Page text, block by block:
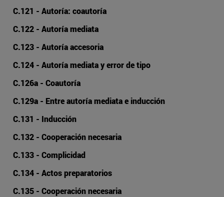
C.121 - Autoría: coautoría
C.122 - Autoría mediata
C.123 - Autoría accesoria
C.124 - Autoría mediata y error de tipo
C.126a - Coautoría
C.129a - Entre autoría mediata e inducción
C.131 - Inducción
C.132 - Cooperación necesaria
C.133 - Complicidad
C.134 - Actos preparatorios
C.135 - Cooperación necesaria